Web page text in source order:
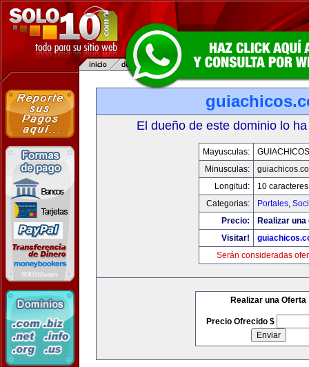
El dueño de este dominio lo
Mayusculas:
Minusculas:
Longitud:
10 caracteres
Categorias:
Portales,
Precio:
Realizar
Visitar!
Serán consideradas
Realizar una Oferta
Precio Ofrecido $